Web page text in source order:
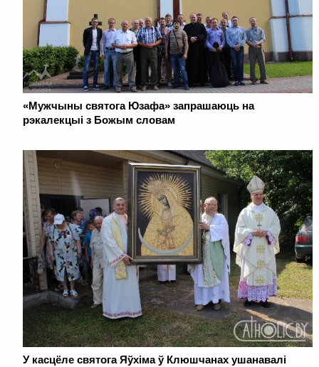
«Мужчыны святога Юзафа» запрашаюць на
рэкалекцыі з Божым словам
У касцёле святога Яўхіма ў Клюшчанах ушанавалі